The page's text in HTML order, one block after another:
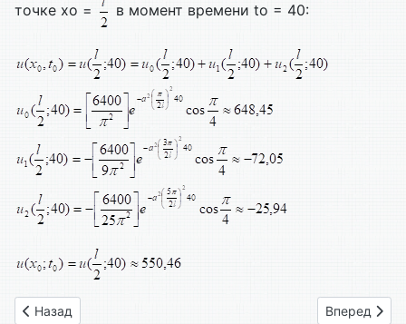
точке xo =
в момент времени to = 40:
Предыдущий: Вариант № 10
Назад Следующий:
Вперед